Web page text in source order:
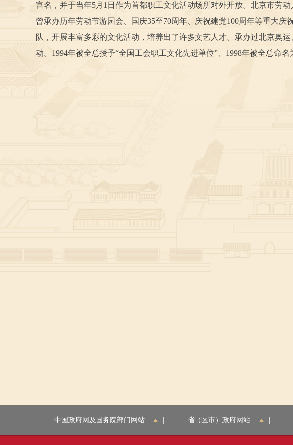
宫名，并于当年5月1日作为首都职工文化活动场所对外开放。北京市劳
曾承办历年劳动节游园会、国庆35至70周年、庆祝建党100周年等重大
队，开展丰富多彩的文化活动，培养出了许多文艺人才。承办过北京奥
动。1994年被全总授予“全国工会职工文化先进单位”、1998年被全总命
中国政府网及国务院部门网站 省（区市）政府网站